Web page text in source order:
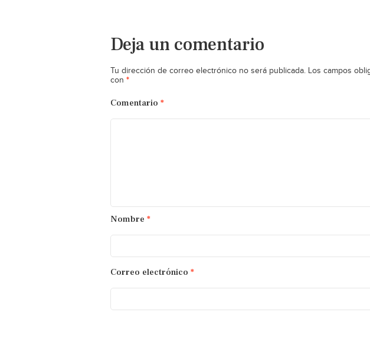
Deja un comentario
Tu dirección de correo electrónico no será publicada. Los campos
con *
Comentario *
Nombre *
Correo electrónico *